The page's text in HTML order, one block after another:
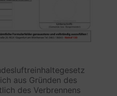
aus Gründen des
des Verbrennens